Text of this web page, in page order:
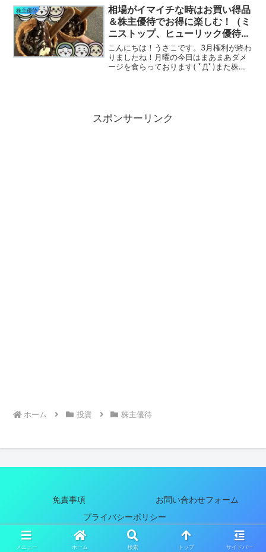
分割前から持っていて、今では3000株に
なりました。 ...
株主優待
相場がイマイチな時はお買い得品
＆株主優待でお得に楽しむ！（ミ
ニストップ、ヒューリック優待利
用）
こんにちは！うさこです。3月権利が終わ
りましたね！月曜の今日はまあまあダメ
ージを食らっております( ﾟДﾟ)また株価
スポンサーリンク
ホーム 投資 株主優待
免責事項
お問い合わせフォーム
プライバシーポリシー
Copyright © 2023 夫婦の生き方 All Rights Reserved.
メニュー ホーム 検索 トップ サイドバー